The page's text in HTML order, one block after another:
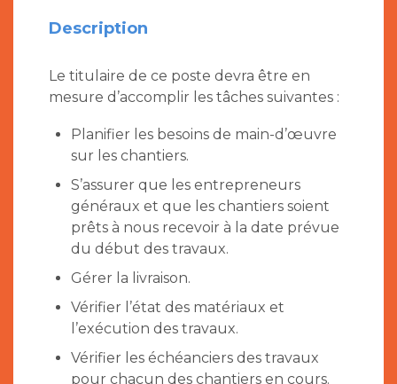
Description
Le titulaire de ce poste devra être en
mesure d’accomplir les tâches suivantes :
Planifier les besoins de main-d’œuvre
sur les chantiers.
S’assurer que les entrepreneurs
généraux et que les chantiers soient
prêts à nous recevoir à la date prévue
du début des travaux.
Gérer la livraison.
Vérifier l’état des matériaux et
l’exécution des travaux.
Vérifier les échéanciers des travaux
pour chacun des chantiers en cours.